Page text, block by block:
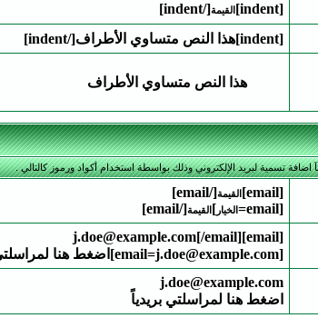
[indent] القيمة[/indent]
[indent]هذا النص متساوي الأطراف[/indent]
هذا النص متساوي الأطراف
تسمية لبريد الإلكتروني وذلك بواسطة استخدام أكواد ورموز كالتالي .
[email] القيمة[/email]
[email=
الخيار ] القيمة[/email]
[email]j.doe@example.com[/email]
[email=j.doe@example.com]اضغط هنا لمراسلتي بريدياً[/email]
j.doe@example.com
اضغط هنا لمراسلتي بريدياً